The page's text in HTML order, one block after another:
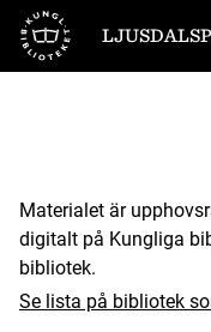
Till startsidan
Materialet är
digitalt på Kungliga
bibliotek.
Se lista på bibliotek